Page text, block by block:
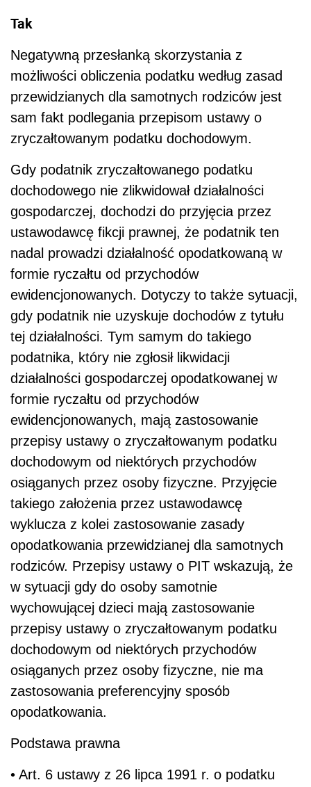
Tak
Negatywną przesłanką skorzystania z
możliwości obliczenia podatku według zasad
przewidzianych dla samotnych rodziców jest
sam fakt podlegania przepisom ustawy o
zryczałtowanym podatku dochodowym.
Gdy podatnik zryczałtowanego podatku
dochodowego nie zlikwidował działalności
gospodarczej, dochodzi do przyjęcia przez
ustawodawcę fikcji prawnej, że podatnik ten
nadal prowadzi działalność opodatkowaną w
formie ryczałtu od przychodów
ewidencjonowanych. Dotyczy to także sytuacji,
gdy podatnik nie uzyskuje dochodów z tytułu
tej działalności. Tym samym do takiego
podatnika, który nie zgłosił likwidacji
działalności gospodarczej opodatkowanej w
formie ryczałtu od przychodów
ewidencjonowanych, mają zastosowanie
przepisy ustawy o zryczałtowanym podatku
dochodowym od niektórych przychodów
osiąganych przez osoby fizyczne. Przyjęcie
takiego założenia przez ustawodawcę
wyklucza z kolei zastosowanie zasady
opodatkowania przewidzianej dla samotnych
rodziców. Przepisy ustawy o PIT wskazują, że
w sytuacji gdy do osoby samotnie
wychowującej dzieci mają zastosowanie
przepisy ustawy o zryczałtowanym podatku
dochodowym od niektórych przychodów
osiąganych przez osoby fizyczne, nie ma
zastosowania preferencyjny sposób
opodatkowania.
Podstawa prawna
• Art. 6 ustawy z 26 lipca 1991 r. o podatku